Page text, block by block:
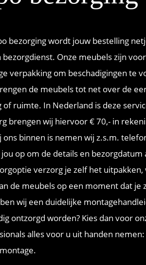
bezorging wordt jouw bestelling
Onze meubels zijn
verpakking om beschadigingen te
de meubels tot net over de
of ruimte. In Nederland is deze
brengen wij hiervoor € 70,- in
ons binnen is nemen wij z.s.m.
op om de details en
verzorg je zelf het uitpakken,
de meubels op een moment dat je
wij een duidelijke
ontzorgd worden? Kies dan voor
alles voor u uit handen